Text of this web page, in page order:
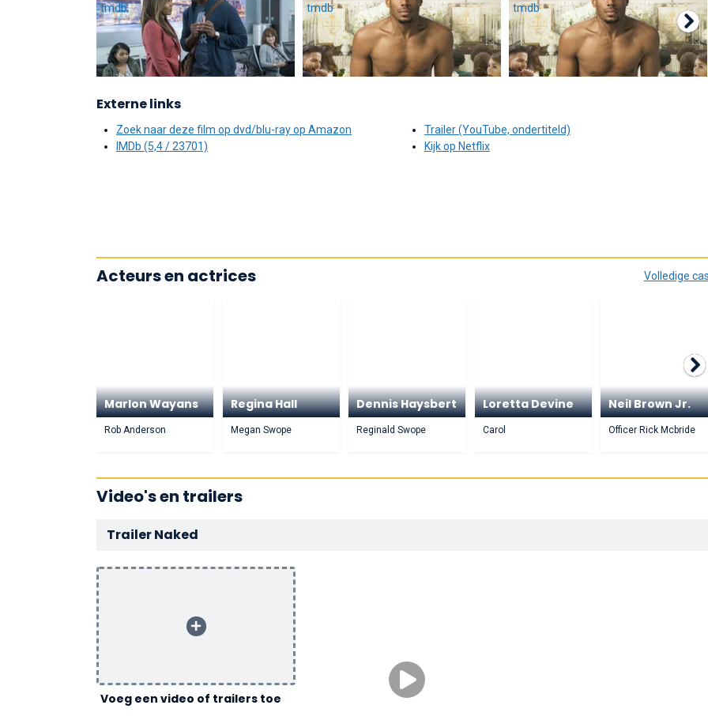
Externe links
Zoek naar deze film op dvd/blu-ray op Amazon
IMDb (5,4 / 23701)
Trailer (YouTube, ondertiteld)
Kijk op Netflix
Volledige
Acteurs en actrices
Marlon Wayans
Rob Anderson
Regina Hall
Megan Swope
Dennis Haysbert
Reginald Swope
Loretta Devine
Carol
Neil Brown Jr.
Officer Rick Mcbride
Video's en trailers
Trailer Naked
Voeg een video of trailers toe